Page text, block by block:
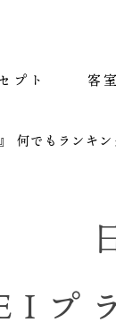
プト 客室
何でもランキ
プ